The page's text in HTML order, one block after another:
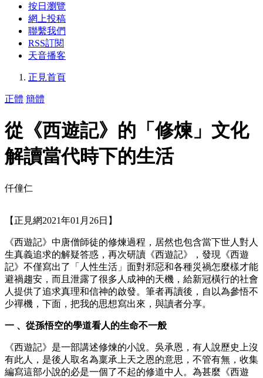
按日瀏覽
網上投稿
聯繫我們
RSS訂閱
天音播客
正見首頁
正體 簡體
從《西遊記》的「修煉」文化
解讀當代時下的生活
仟僮仁
【正見網2021年01月26日】
《西遊記》中唐僧師徒的修煉過程，居然也包含當下世人對人
生真義追求的解疑答惑，再次研讀《西遊記》，發現《西遊
記》不僅寫出了「人性生活」面對邪惡和各種災禍怎麼樣才能
避禍趨安，而且泄露了很多人成神的天機，給新冠橫行的社會
人提供了追求真理和信神的啟發。筆者再讀後，自以為參悟不
少禪機，下面，把我的思想寫出來，與讀者分享。
一 、從孫悟空的學道看人的生命不一般
《西遊記》是一部講述修煉的小說。吳承恩，有人說歷史上沒
有此人，是後人取名為稟承上天之恩的意思，不管有無，收集
編寫這部小說的必是一個了不起的修道中人。為甚麼《西遊